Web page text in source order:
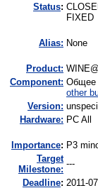
Status:
FIXED
Alias: None
Product:
Component: Общее
other
Version:
Hardware: PC All
mportance: P3
Target
Milestone:
---
Deadline: 2011-